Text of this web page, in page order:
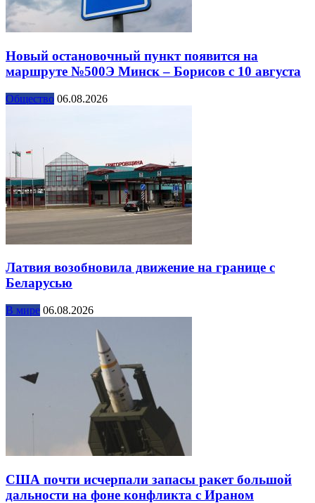
Новый остановочный пункт появится на
маршруте №500Э Минск – Борисов с 10 августа
Общество 06.08.2026
Латвия возобновила движение на границе с
Беларусью
В мире 06.08.2026
США почти исчерпали запасы ракет большой
дальности на фоне конфликта с Ираном